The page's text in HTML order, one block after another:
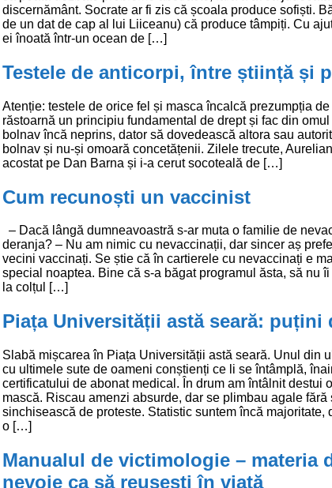
discernământ. Socrate ar fi zis că școala produce sofiști.
de un dat de cap al lui Liiceanu) că produce tâmpiți. Cu
ei înoată într-un ocean de […]
Testele de anticorpi, între știință și
Atenție: testele de orice fel și masca încalcă prezumpția
răstoarnă un principiu fundamental de drept și fac din
bolnav încă neprins, dator să dovedească altora sau
bolnav și nu-și omoară concetățenii. Zilele trecute,
acostat pe Dan Barna și i-a cerut socoteală de […]
Cum recunoști un vaccinist
– Dacă lângă dumneavoastră s-ar muta o familie de
deranja? – Nu am nimic cu nevaccinații, dar sincer aș
vecini vaccinați. Se știe că în cartierele cu nevaccinați e
special noaptea. Bine că s-a băgat programul ăsta, să nu
la colțul […]
Piața Universității astă seară: puțini
Slabă mișcarea în Piața Universității astă seară. Unul din
cu ultimele sute de oameni conștienți ce li se întâmplă,
certificatului de abonat medical. În drum am întâlnit destui
mască. Riscau amenzi absurde, dar se plimbau agale fără
sinchisească de proteste. Statistic suntem încă majoritate,
o […]
Manualul de victimologie – materia
nevoie ca să reușești în viață